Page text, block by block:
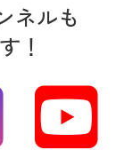
ネルも
！